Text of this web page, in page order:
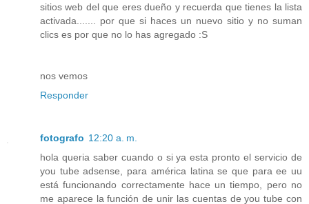
sitios web del que eres dueño y recuerda que tienes la lista
activada....... por que si haces un nuevo sitio y no suman
clics es por que no lo has agregado :S
nos vemos
Responder
fotografo 12:20 a. m.
hola queria saber cuando o si ya esta pronto el servicio de
you tube adsense, para américa latina se que para ee uu
está funcionando correctamente hace un tiempo, pero no
me aparece la función de unir las cuentas de you tube con